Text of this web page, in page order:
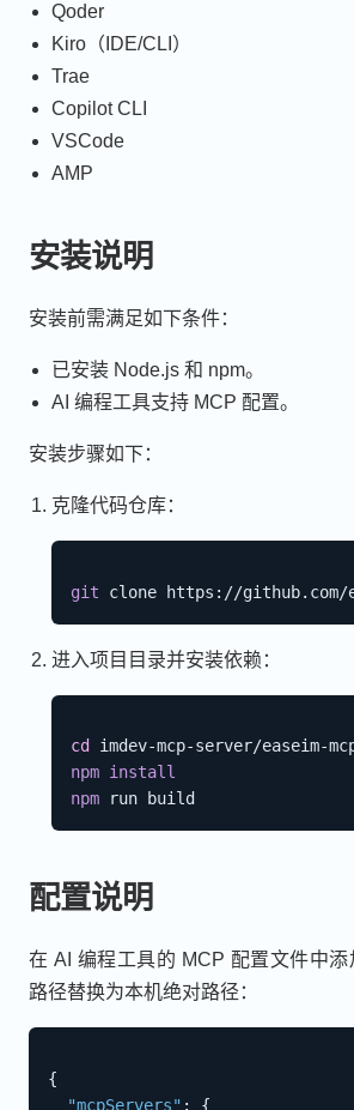
Qoder
Kiro（IDE/CLI）
Trae
Copilot CLI
VSCode
AMP
安装说明
安装前需满足如下条件：
已安装 Node.js 和 npm。
AI 编程工具支持 MCP 配置。
安装步骤如下：
克隆代码仓库：
git
进入项目目录并安装依赖：
cd
npm install
npm
配置说明
在 AI 编程工具的 MCP 配置文件中
路径替换为本机绝对路径：
{
"mcpServers" : {